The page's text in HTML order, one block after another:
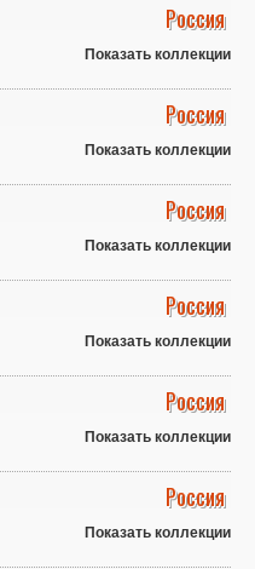
Россия
Показать коллекции
Россия
Показать коллекции
Россия
Показать коллекции
Россия
Показать коллекции
Россия
Показать коллекции
Россия
Показать коллекции